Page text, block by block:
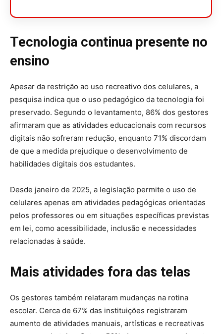
Tecnologia continua presente no
ensino
Apesar da restrição ao uso recreativo dos celulares, a
pesquisa indica que o uso pedagógico da tecnologia foi
preservado. Segundo o levantamento, 86% dos gestores
afirmaram que as atividades educacionais com recursos
digitais não sofreram redução, enquanto 71% discordam
de que a medida prejudique o desenvolvimento de
habilidades digitais dos estudantes.
Desde janeiro de 2025, a legislação permite o uso de
celulares apenas em atividades pedagógicas orientadas
pelos professores ou em situações específicas previstas
em lei, como acessibilidade, inclusão e necessidades
relacionadas à saúde.
Mais atividades fora das telas
Os gestores também relataram mudanças na rotina
escolar. Cerca de 67% das instituições registraram
aumento de atividades manuais, artísticas e recreativas